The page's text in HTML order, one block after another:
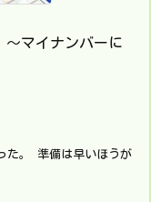
～マイナンバーに
た。 準備は早いほうが